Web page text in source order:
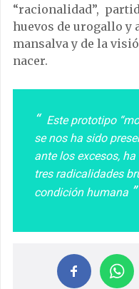
“racionalidad”,
huevos de urogallo y
mansalva y de la
nacer.
Este prototipo
se nos ha sido
ante los excesos,
tres radicalidades
condición humana